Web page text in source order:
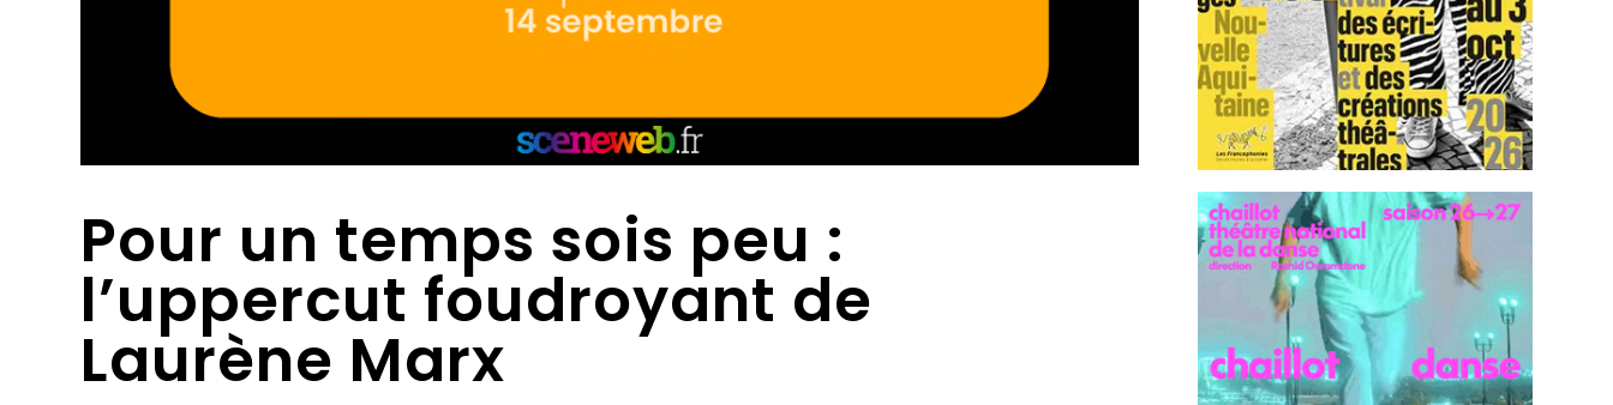
Pour un temps sois peu :
l’uppercut foudroyant de
Laurène Marx